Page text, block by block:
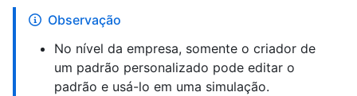
Observação
No nível da empresa, somente o criador de
um padrão personalizado pode editar o
padrão e usá-lo em uma simulação.